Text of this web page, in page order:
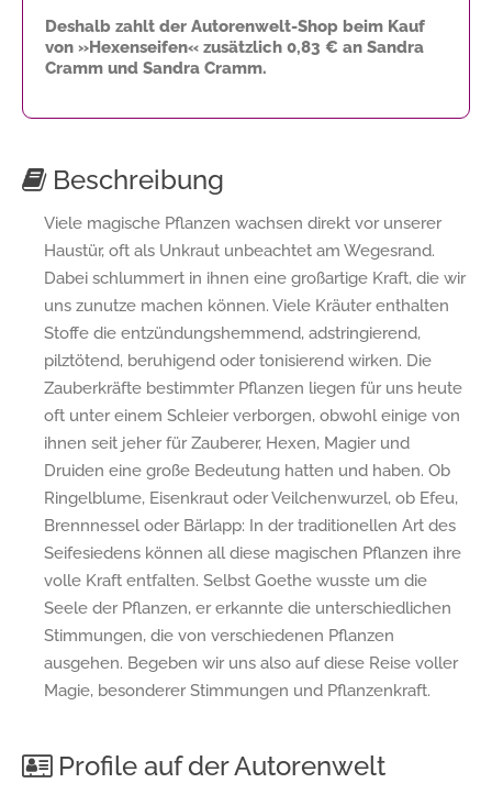
Deshalb zahlt der Autorenwelt-Shop beim Kauf
von »Hexenseifen« zusätzlich 0,83 € an Sandra
Cramm und Sandra Cramm.
Beschreibung
Viele magische Pflanzen wachsen direkt vor unserer
Haustür, oft als Unkraut unbeachtet am Wegesrand.
Dabei schlummert in ihnen eine großartige Kraft, die wir
uns zunutze machen können. Viele Kräuter enthalten
Stoffe die entzündungshemmend, adstringierend,
pilztötend, beruhigend oder tonisierend wirken. Die
Zauberkräfte bestimmter Pflanzen liegen für uns heute
oft unter einem Schleier verborgen, obwohl einige von
ihnen seit jeher für Zauberer, Hexen, Magier und
Druiden eine große Bedeutung hatten und haben. Ob
Ringelblume, Eisenkraut oder Veilchenwurzel, ob Efeu,
Brennnessel oder Bärlapp: In der traditionellen Art des
Seifesiedens können all diese magischen Pflanzen ihre
volle Kraft entfalten. Selbst Goethe wusste um die
Seele der Pflanzen, er erkannte die unterschiedlichen
Stimmungen, die von verschiedenen Pflanzen
ausgehen. Begeben wir uns also auf diese Reise voller
Magie, besonderer Stimmungen und Pflanzenkraft.
Profile auf der Autorenwelt